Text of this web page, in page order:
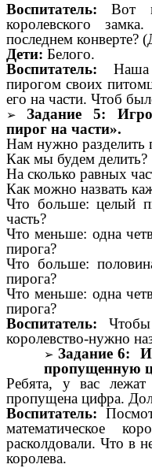
Воспитатель: Вот
королевского
последнем конверте?
Дети: Белого.
Воспитатель: Наша
пирогом своих
его на части. Чтоб
Задание 5:
пирог на части».
Нам нужно разделить
Как мы будем делить?
На сколько равных
Как можно назвать
Что больше: целый
часть?
Что меньше: одна
пирога?
Что больше:
пирога?
Что меньше: одна
пирога?
Воспитатель:
королевство-нужно
Задание 6:
пропущенную
Ребята, у вас
пропущена цифра.
Воспитатель:
математическое
расколдовали. Что в
королева.